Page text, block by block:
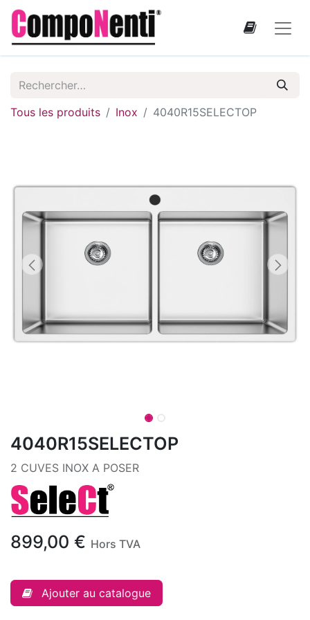
Tous les produits Inox 4040R15SELECTOP
4040R15SELECTOP
2 CUVES INOX A POSER
899,00 € Hors TVA
Ajouter au catalogue